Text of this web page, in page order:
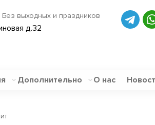
Без выходных и праздников
д.32
Дополнительно О нас